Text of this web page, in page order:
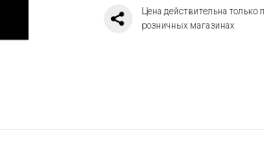
Цена действительна
розничных магазинах